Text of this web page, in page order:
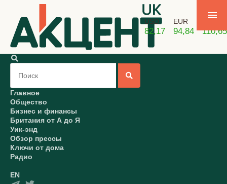
USD
82,17
EUR
94,84 110,65
Главное
Общество
Бизнес и финансы
Британия от А до Я
Уик-энд
Обзор прессы
Ключи от дома
Радио
EN